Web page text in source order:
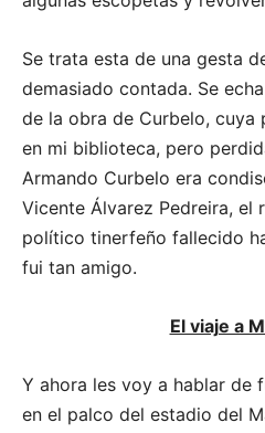
Se trata esta de una gesta
demasiado contada. Se
de la obra de Curbelo, cuya
en mi biblioteca, pero
Armando Curbelo era
Vicente Álvarez Pedreira, el
político tinerfeño fallecido
fui tan amigo.
El viaje a
Y ahora les voy a hablar de
en el palco del estadio del